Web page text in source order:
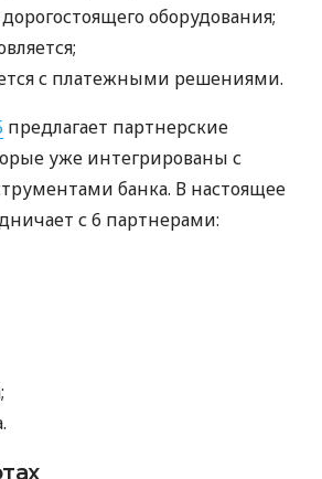
оборудования;
с платежными решениями.
предлагает партнерские
уже интегрированы с
банка. В настоящее
с 6 партнерами: